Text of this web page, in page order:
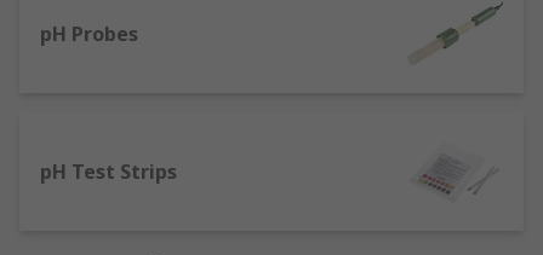
pH Probes
pH Test Strips